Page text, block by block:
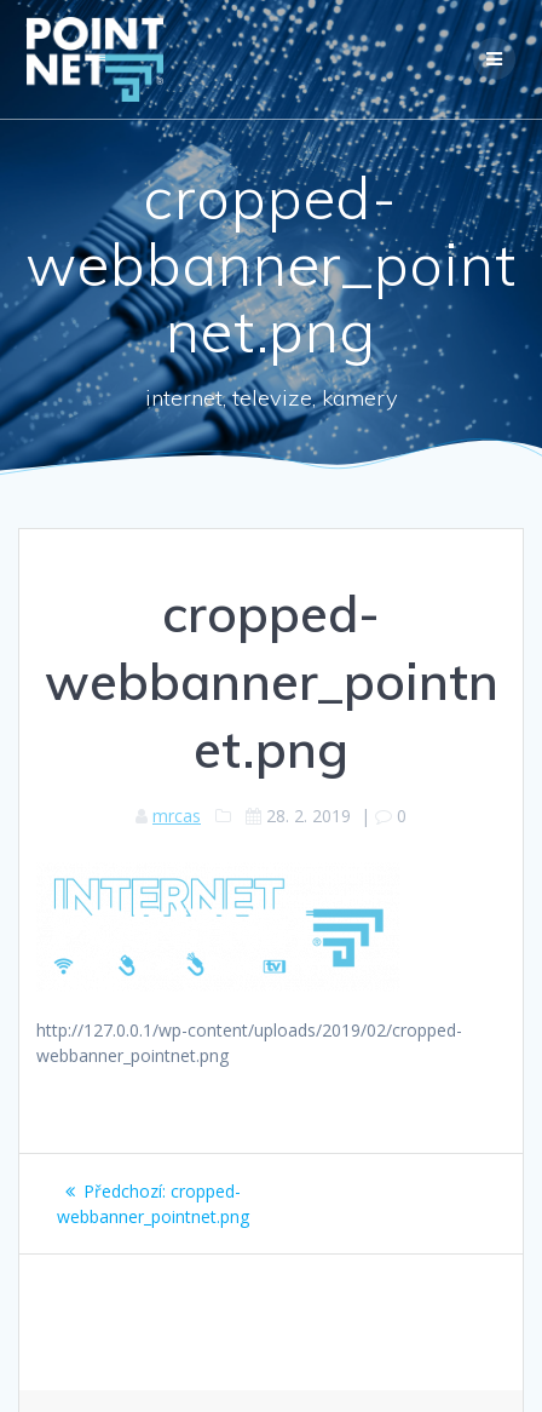
Přeskočit
na
obsah
cropped-
webbanner_point
net.png
internet, televize, kamery
cropped-
webbanner_pointn
et.png
mrcas 28. 2. 2019 | 0
http://127.0.0.1/wp-content/uploads/2019/02/cropped-
webbanner_pointnet.png
Navigace
pro
Předchozí: Předchozí
příspěvek:
cropped-
webbanner_pointnet.png